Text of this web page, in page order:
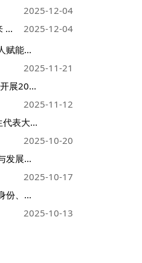
2025-12-04
...
2025-12-04
赋能...
2025-11-21
展20...
2025-11-12
表大...
2025-10-20
发展...
2025-10-17
份、...
2025-10-13